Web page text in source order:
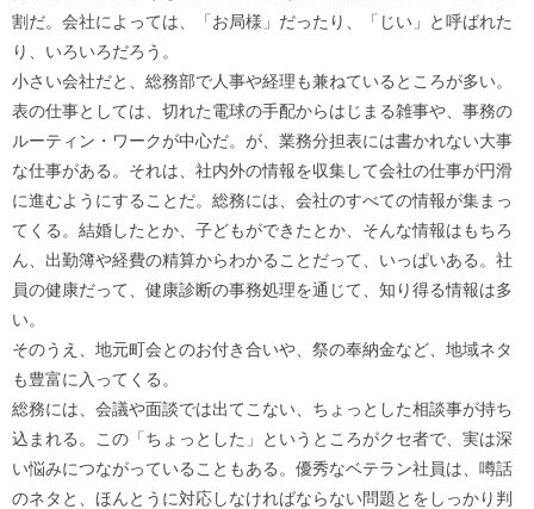
割だ。会社によっては、「お局様」だったり、「じい」と呼ばれた
り、いろいろだろう。
小さい会社だと、総務部で人事や経理も兼ねているところが多い。
表の仕事としては、切れた電球の手配からはじまる雑事や、事務の
ルーティン・ワークが中心だ。が、業務分担表には書かれない大事
な仕事がある。それは、社内外の情報を収集して会社の仕事が円滑
に進むようにすることだ。総務には、会社のすべての情報が集まっ
てくる。結婚したとか、子どもができたとか、そんな情報はもちろ
ん、出勤簿や経費の精算からわかることだって、いっぱいある。社
員の健康だって、健康診断の事務処理を通じて、知り得る情報は多
い。
そのうえ、地元町会とのお付き合いや、祭の奉納金など、地域ネタ
も豊富に入ってくる。
総務には、会議や面談では出てこない、ちょっとした相談事が持ち
込まれる。この「ちょっとした」というところがクセ者で、実は深
い悩みにつながっていることもある。優秀なベテラン社員は、噂話
のネタと、ほんとうに対応しなければならない問題とをしっかり判